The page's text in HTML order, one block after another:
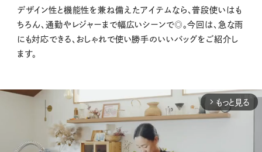
デザイン性と機能性を兼ね備えたアイテムなら、普段使いはも
ちろん、通勤やレジャーまで幅広いシーンで◎。今回は、急な雨
にも対応できる、おしゃれで使い勝手のいいバッグをご紹介し
ます。
arrow_forward_ios もっと見る